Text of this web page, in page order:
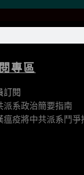
所有這些
國的經驗
專區
訂閱
派系政治簡要指南
瘟疫將中共派系鬥爭